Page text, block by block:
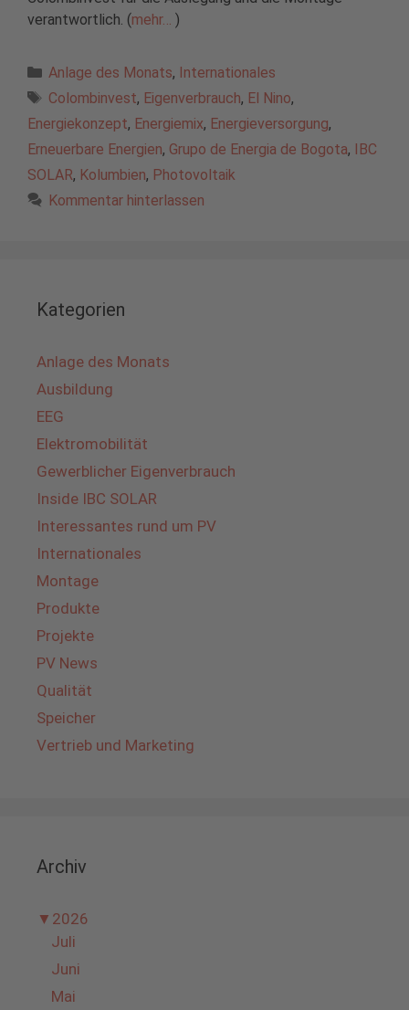
verantwortlich. (mehr… )
Kategorien
Anlage des Monats, Internationales
Schlagwörter
Colombinvest, Eigenverbrauch, El Nino,
Energiekonzept, Energiemix, Energieversorgung,
Erneuerbare Energien, Grupo de Energia de Bogota, IBC
SOLAR, Kolumbien, Photovoltaik
Kommentar hinterlassen
Kategorien
Anlage des Monats
Ausbildung
EEG
Elektromobilität
Gewerblicher Eigenverbrauch
Inside IBC SOLAR
Interessantes rund um PV
Internationales
Montage
Produkte
Projekte
PV News
Qualität
Speicher
Vertrieb und Marketing
Archiv
▼ 2026
Juli
Juni
Mai